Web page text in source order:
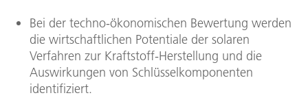
Bei der techno-ökonomischen Bewertung werden
die wirtschaftlichen Potentiale der solaren
Verfahren zur Kraftstoff-Herstellung und die
Auswirkungen von Schlüsselkomponenten
identifiziert.